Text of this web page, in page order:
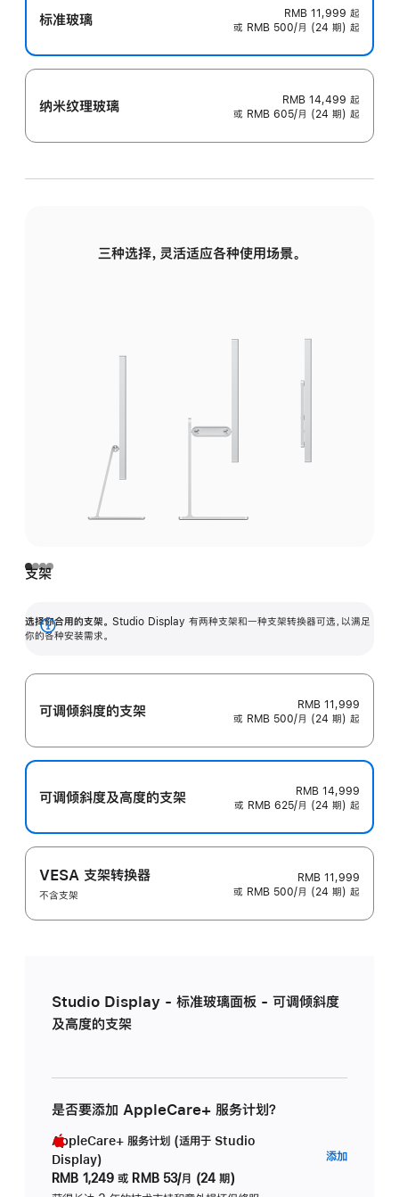
标准玻璃 RMB 11,999 起
或 RMB 500/月 (24 期) 起
纳米纹理玻璃 RMB 14,499 起
或 RMB 605/月 (24 期) 起
三种选择，灵活适应各种使用场景。
支架
选择你合用的支架。 Studio Display 有两种支架和一种支架转换器可选，以满足
你的各种安装需求。
展
可调倾斜度的支架
RMB 11,999
或 RMB 500/月 (24 期) 起
可调倾斜度及高‍度的支‍架
RMB 14,999
或 RMB 625/月 (24 期) 起
VESA 支架转换器
不含支架
RMB 11,999
或 RMB 500/月 (24 期) 起
Studio Display - 标准玻璃面板 - 可调倾斜度
及高度的支架
是否要添加 AppleCare+ 服务计划？
AppleCare+ 服务计划 (适用于 Studio
Display)
RMB 1,249 或 RMB 53/月 (24 期)
添加